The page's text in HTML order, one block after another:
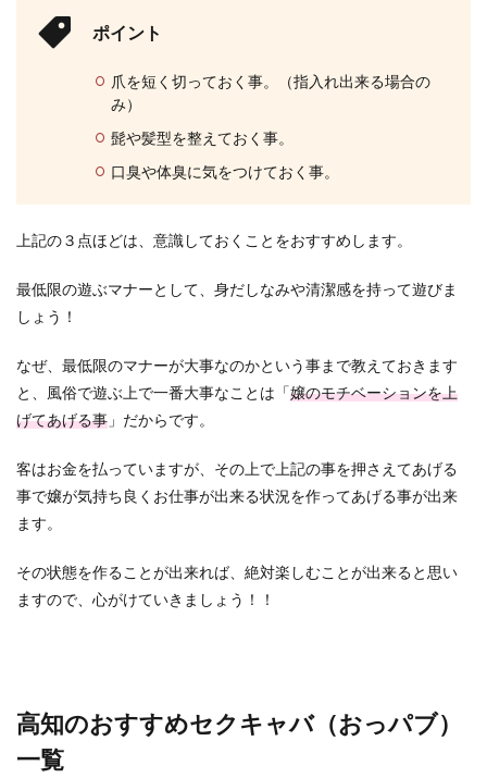
ポイント
爪を短く切っておく事。（指入れ出来る場合の
み）
髭や髪型を整えておく事。
口臭や体臭に気をつけておく事。
上記の３点ほどは、意識しておくことをおすすめします。
最低限の遊ぶマナーとして、身だしなみや清潔感を持って遊びま
しょう！
なぜ、最低限のマナーが大事なのかという事まで教えておきます
と、風俗で遊ぶ上で一番大事なことは「嬢のモチベーションを上
げてあげる事 」だからです。
客はお金を払っていますが、その上で上記の事を押さえてあげる
事で嬢が気持ち良くお仕事が出来る状況を作ってあげる事が出来
ます。
その状態を作ることが出来れば、絶対楽しむことが出来ると思い
ますので、心がけていきましょう！！
高知のおすすめセクキャバ（おっパブ）
一覧